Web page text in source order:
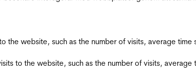
the website, such as the number of visits, average
to the website, such as the number of visits,